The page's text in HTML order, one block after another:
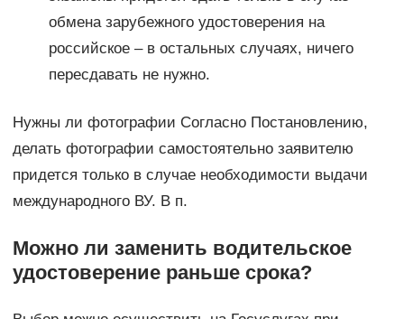
обмена зарубежного удостоверения на
российское – в остальных случаях, ничего
пересдавать не нужно.
Нужны ли фотографии Согласно Постановлению,
делать фотографии самостоятельно заявителю
придется только в случае необходимости выдачи
международного ВУ. В п.
Можно ли заменить водительское
удостоверение раньше срока?